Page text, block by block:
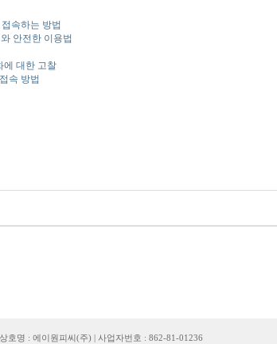
속하는 방법
안전한 이용법
에 대한 고찰
속 방법
호명 : 에이원피씨(주) | 사업자번호 : 862-81-01236